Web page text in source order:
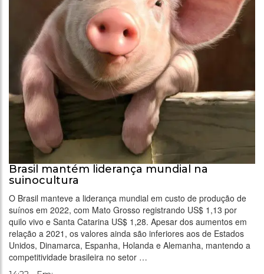
Brasil mantém liderança mundial na
suinocultura
O Brasil manteve a liderança mundial em custo de produção de
suínos em 2022, com Mato Grosso registrando US$ 1,13 por
quilo vivo e Santa Catarina US$ 1,28. Apesar dos aumentos em
relação a 2021, os valores ainda são inferiores aos de Estados
Unidos, Dinamarca, Espanha, Holanda e Alemanha, mantendo a
competitividade brasileira no setor …